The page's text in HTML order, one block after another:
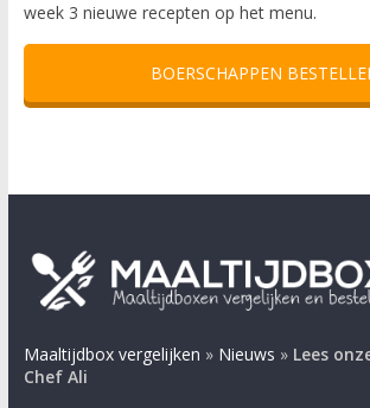
week 3 nieuwe recepten op het menu.
BOERSCHAPPEN
Maaltijdbox vergelijken » Nieuws » Lees
Chef Ali